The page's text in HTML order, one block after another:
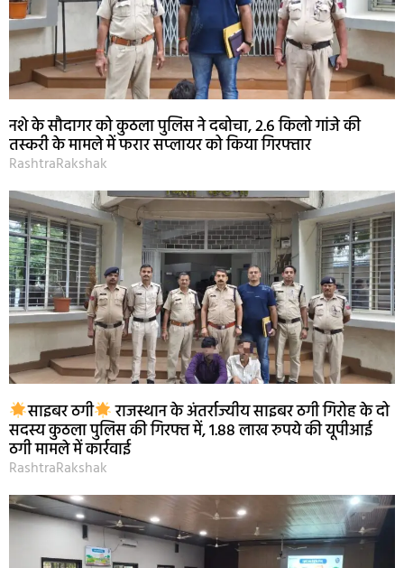
नशे के सौदागर को कुठला पुलिस ने दबोचा, 2.6 किलो गांजे की
तस्करी के मामले में फरार सप्लायर को किया गिरफ्तार
RashtraRakshak
साइबर ठगी राजस्थान के अंतर्राज्यीय साइबर ठगी गिरोह के दो
सदस्य कुठला पुलिस की गिरफ्त में, 1.88 लाख रुपये की यूपीआई
ठगी मामले में कार्रवाई
RashtraRakshak